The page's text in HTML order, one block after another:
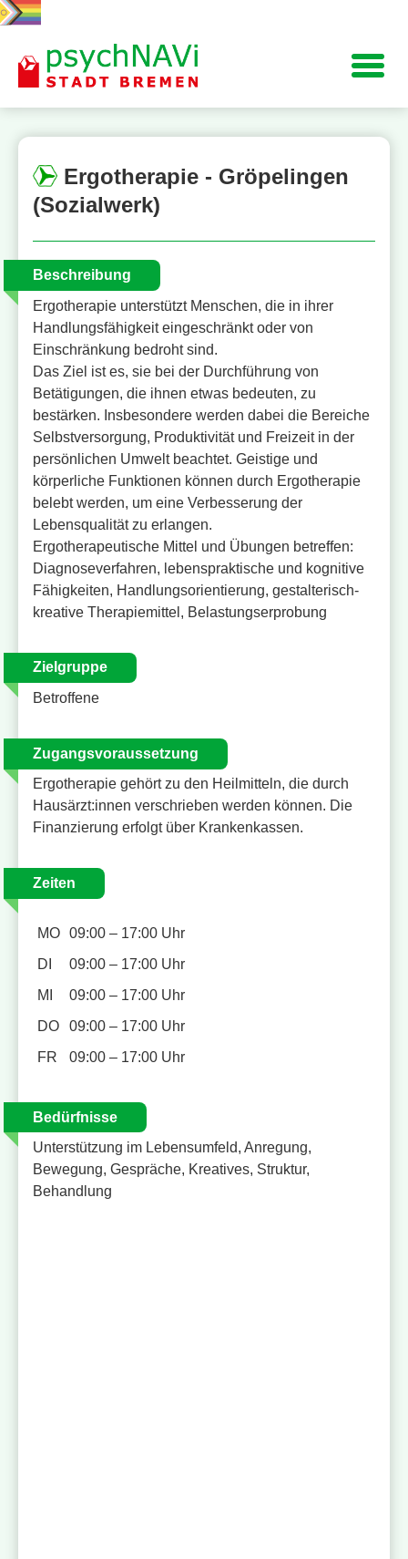
Navigation
Ergotherapie - Gröpelingen
(Sozialwerk)
Beschreibung
Ergotherapie unterstützt Menschen, die in ihrer
Handlungsfähigkeit eingeschränkt oder von
Einschränkung bedroht sind.
Das Ziel ist es, sie bei der Durchführung von
Betätigungen, die ihnen etwas bedeuten, zu
bestärken. Insbesondere werden dabei die Bereiche
Selbstversorgung, Produktivität und Freizeit in der
persönlichen Umwelt beachtet. Geistige und
körperliche Funktionen können durch Ergotherapie
belebt werden, um eine Verbesserung der
Lebensqualität zu erlangen.
Ergotherapeutische Mittel und Übungen betreffen:
Diagnoseverfahren, lebenspraktische und kognitive
Fähigkeiten, Handlungsorientierung, gestalterisch-
kreative Therapiemittel, Belastungserprobung
Zielgruppe
Betroffene
Zugangsvoraussetzung
Ergotherapie gehört zu den Heilmitteln, die durch
Hausärzt:innen verschrieben werden können. Die
Finanzierung erfolgt über Krankenkassen.
Zeiten
MO 09:00 – 17:00 Uhr
DI
09:00 – 17:00 Uhr
MI
09:00 – 17:00 Uhr
DO
09:00 – 17:00 Uhr
FR
09:00 – 17:00 Uhr
Bedürfnisse
Unterstützung im Lebensumfeld, Anregung,
Bewegung, Gespräche, Kreatives, Struktur,
Behandlung